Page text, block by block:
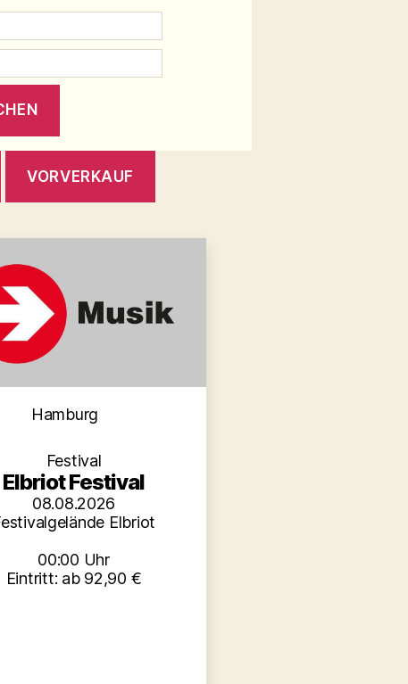
VORVERKAUF
Kategorien
Hamburg
Festival
Elbriot Festival
08.08.2026
Elbriot
00:00 Uhr
Eintritt: ab 92,90 €